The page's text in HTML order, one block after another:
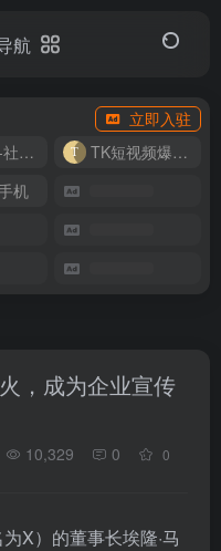
立即入驻
智媒全球-社媒管理平台
TK短视频爆款复刻
机
，成为企业宣传
10,329 0 0
为X）的董事长埃隆·马